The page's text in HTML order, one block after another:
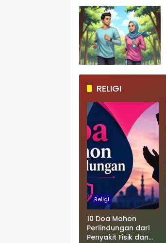
RELIGI
Religi
10 Doa Mohon
Perlindungan dari
Penyakit Fisik dan